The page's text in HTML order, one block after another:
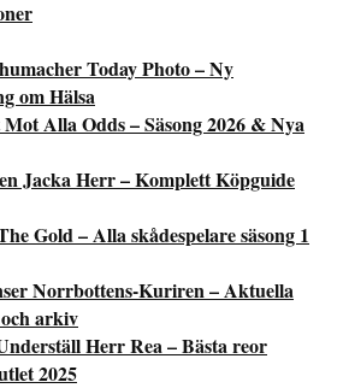
Today Photo – Ny
om Hälsa
Alla Odds – Säsong 2026 & Nya
Jacka Herr – Komplett Köpguide
Gold – Alla skådespelare säsong 1
Norrbottens-Kuriren – Aktuella
arkiv
Herr Rea – Bästa reor
2025